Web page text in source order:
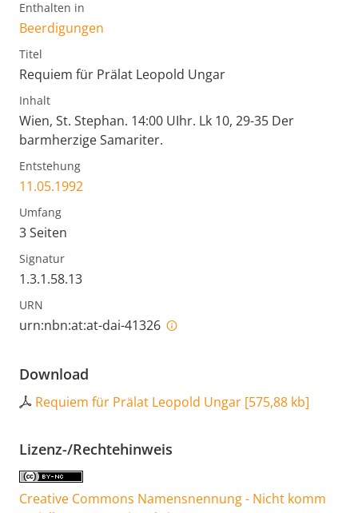
Enthalten in
Beerdigungen
Titel
Requiem für Prälat Leopold Ungar
Inhalt
Wien, St. Stephan. 14:00 UIhr. Lk 10, 29-35 Der
barmherzige Samariter.
Entstehung
11.05.1992
Umfang
3 Seiten
Signatur
1.3.1.58.13
URN
urn:nbn:at:at-dai-41326
Download
Requiem für Prälat Leopold Ungar [575,88 kb]
Lizenz-/Rechtehinweis
Creative Commons Namensnennung - Nicht komm